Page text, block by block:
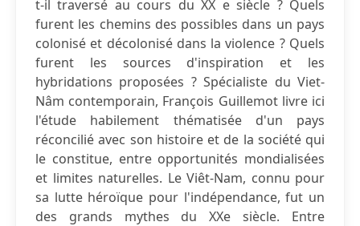
t-il traversé au cours du XX e siècle ? Quels
furent les chemins des possibles dans un pays
colonisé et décolonisé dans la violence ? Quels
furent les sources d'inspiration et les
hybridations proposées ? Spécialiste du Viet-
Nâm contemporain, François Guillemot livre ici
l'étude habilement thématisée d'un pays
réconcilié avec son histoire et de la société qui
le constitue, entre opportunités mondialisées
et limites naturelles. Le Viêt-Nam, connu pour
sa lutte héroïque pour l'indépendance, fut un
des grands mythes du XXe siècle. Entre